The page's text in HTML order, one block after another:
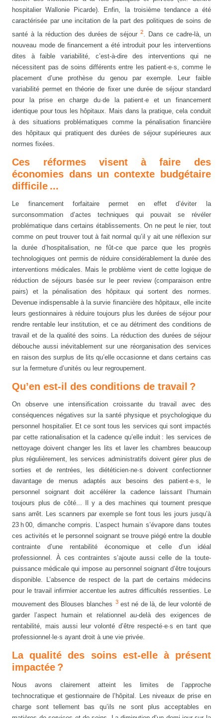
hospitalier Wallonie Picarde). Enfin, la troisième tendance a été
caractérisée par une incitation de la part des politiques de soins de
santé à la réduction des durées de séjour2. Dans ce cadre-là, un
nouveau mode de financement a été introduit pour les interventions
dites à faible variabilité, c’est-à-dire des interventions qui ne
nécessitent pas de soins différents entre les patient·e·s, comme le
placement d’une prothèse du genou par exemple. Leur faible
variabilité permet en théorie de fixer une durée de séjour standard
pour la prise en charge du·de la patient·e et un financement
identique pour tous les hôpitaux. Mais dans la pratique, cela conduit
à des situations problématiques comme la pénalisation financière
des hôpitaux qui pratiquent des durées de séjour supérieures aux
normes fixées.
Ces réformes visent à faire des
économies dans un contexte budgétaire
difficile ...
Le financement forfaitaire permet en effet d’éviter la
surconsommation d’actes techniques qui pouvait se révéler
problématique dans certains établissements. On ne peut le nier, tout
comme on peut trouver tout à fait normal qu’il y ait une réflexion sur
la durée d’hospitalisation, ne fût-ce que parce que les progrès
technologiques ont permis de réduire considérablement la durée des
interventions médicales. Mais le problème vient de cette logique de
réduction de séjours basée sur le peer review (comparaison entre
pairs) et la pénalisation des hôpitaux qui sortent des normes.
Devenue indispensable à la survie financière des hôpitaux, elle incite
leurs gestionnaires à réduire toujours plus les durées de séjour pour
rendre rentable leur institution, et ce au détriment des conditions de
travail et de la qualité des soins. La réduction des durées de séjour
débouche aussi inévitablement sur une réorganisation des services
en raison des surplus de lits qu’elle occasionne et dans certains cas
sur la fermeture d’unités ou leur regroupement.
Qu’en est-il des conditions de travail ?
On observe une intensification croissante du travail avec des
conséquences négatives sur la santé physique et psychologique du
personnel hospitalier. Et ce sont tous les services qui sont impactés
par cette rationalisation et la cadence qu’elle induit : les services de
nettoyage doivent changer les lits et laver les chambres beaucoup
plus régulièrement, les services administratifs doivent gérer plus de
sorties et de rentrées, les diététicien·ne·s doivent confectionner
davantage de menus adaptés aux besoins des patient·e·s, le
personnel soignant doit accélérer la cadence laissant l’humain
toujours plus de côté... Il y a des machines qui tournent presque
sans arrêt. Les scanners par exemple se font tous les jours jusqu’à
23 h 00, dimanche compris. L’aspect humain s’évapore dans toutes
ces activités et le personnel soignant se trouve piégé entre la double
contrainte d’une rentabilité économique et celle d’un idéal
professionnel. À ces contraintes s’ajoute aussi celle de la toute-
puissance médicale qui impose au personnel soignant d’être toujours
disponible. L’absence de respect de la part de certains médecins
pour le travail infirmier accentue les autres difficultés ressenties. Le
mouvement des Blouses blanches 3 est né de là, de leur volonté de
garder l’aspect humain et relationnel au-delà des exigences de
rentabilité, mais aussi leur volonté d’être respecté·e·s en tant que
professionnel·le·s ayant droit à une vie privée.
La qualité des soins est-elle à présent
impactée ?
Nous avons clairement atteint les limites de l’approche
technocratique et gestionnaire de l’hôpital. Les niveaux de prise en
charge sont tellement bas qu’ils ne sont plus acceptables en